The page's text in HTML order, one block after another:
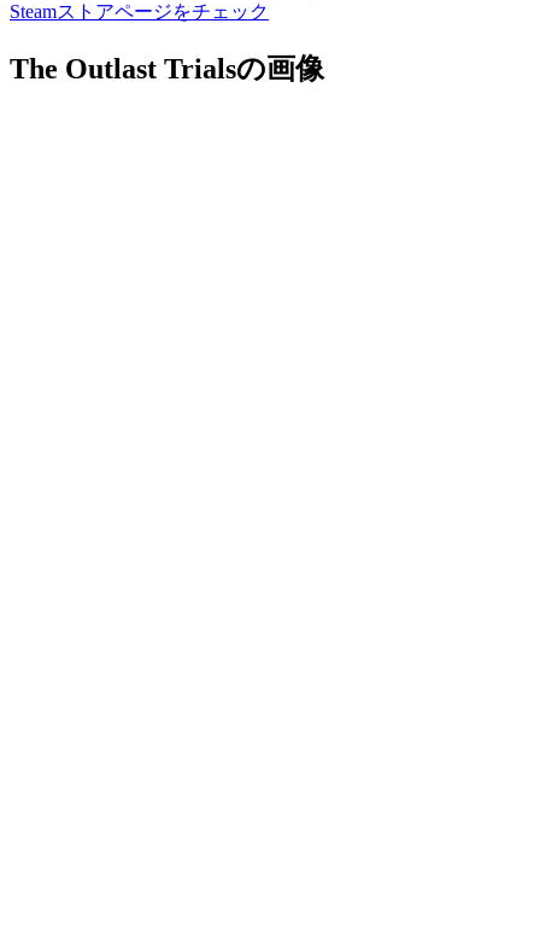
Steamストアページをチェック
The Outlast Trialsの画像